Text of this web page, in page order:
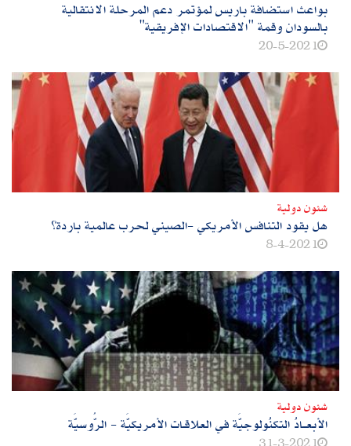
بواعث استضافة باريس لمؤتمر دعم المرحلة الانتقالية
بالسودان وقمة "الاقتصادات الإفريقية"
20-5-2021
شئون دولية
هل يقود التنافس الأمريكي -الصيني لحرب عالمية باردة؟
8-4-2021
شئون دولية
الأبعــادُ التكنُولوجيَّة في العلاقـات الأمريكيَّة - الرُّوسيَّة